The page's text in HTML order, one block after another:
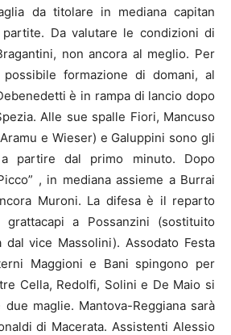
da titolare in mediana capitan
Da valutare le condizioni di
non ancora al meglio. Per
formazione di domani, al
è in rampa di lancio dopo
Alle sue spalle Fiori, Mancuso
e Wieser) e Galuppini sono gli
partire dal primo minuto. Dopo
, in mediana assieme a Burrai
Muroni. La difesa è il reparto
a Possanzini (sostituito
dal vice Massolini). Assodato Festa
Maggioni e Bani spingono per
Cella, Redolfi, Solini e De Maio si
maglie. Mantova-Reggiana sarà
di Macerata. Assistenti Alessio